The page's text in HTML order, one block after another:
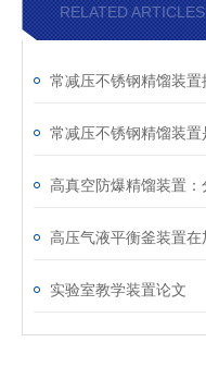
RELATED ARTICLES
实验室教学装置论文